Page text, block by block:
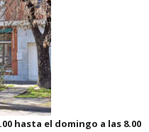
hasta el domingo a las 8.00